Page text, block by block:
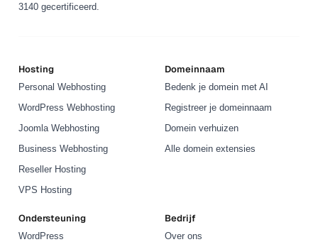
3140 gecertificeerd.
Hosting
Personal Webhosting
WordPress Webhosting
Joomla Webhosting
Business Webhosting
Reseller Hosting
VPS Hosting
Domeinnaam
Bedenk je domein met AI
Registreer je domeinnaam
Domein verhuizen
Alle domein extensies
Ondersteuning
WordPress
Bedrijf
Over ons